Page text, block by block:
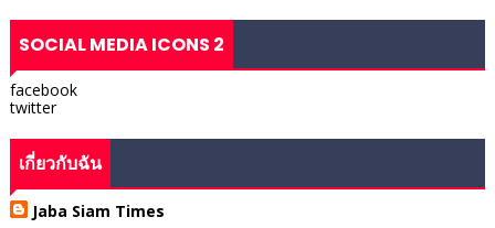
SOCIAL MEDIA ICONS 2
facebook
twitter
เกี่ยวกับฉัน
Jaba Siam Times